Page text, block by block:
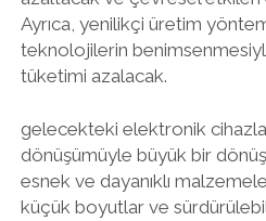
Ayrıca, yenilikçi üretim
teknolojilerin
tüketimi azalacak.
gelecekteki elektronik
dönüşümüyle büyük bir
esnek ve dayanıklı
küçük boyutlar ve